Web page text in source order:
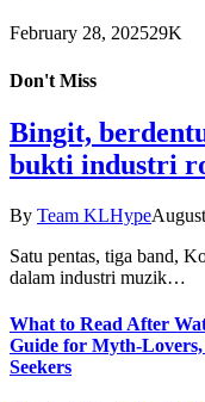
February 28, 202529K
Don't Miss
Bingit,
bukti industri
By Team KLHype
Satu pentas, tiga band,
dalam industri muzik…
What to Read After
Guide for Myth-
Seekers